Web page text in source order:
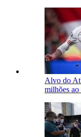
Alvo do
milhões